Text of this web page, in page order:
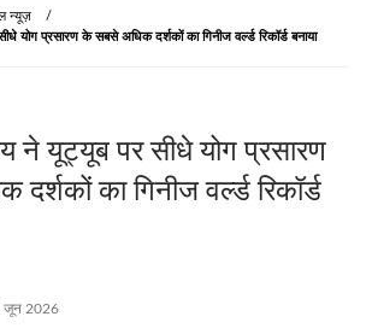
न्यूज़
योग प्रसारण के सबसे अधिक दर्शकों का गिनीज वर्ल्ड रिकॉर्ड बनाया
ने यूट्यूब पर सीधे योग प्रसारण
का गिनीज वर्ल्ड रिकॉर्ड
जून 2026